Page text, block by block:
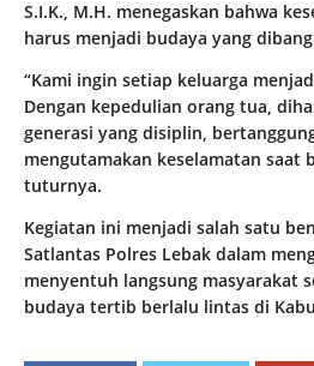
S.I.K., M.H. menegaskan bahwa
harus menjadi budaya yang
“Kami ingin setiap keluarga
Dengan kepedulian orang tua,
generasi yang disiplin,
mengutamakan keselamatan saat
tuturnya.
Kegiatan ini menjadi salah satu
Satlantas Polres Lebak dalam
menyentuh langsung masyarakat
budaya tertib berlalu lintas di